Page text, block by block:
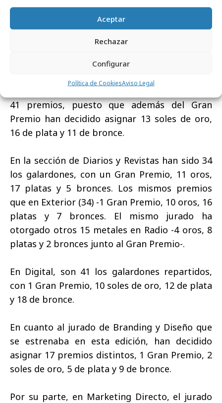
Aceptar
Rechazar
Configurar
Política de CookiesAviso Legal
de oro.
queda del siguiente modo:
El jurado de TV/ Cine ha entregado un total de
41 premios, puesto que además del Gran
Premio han decidido asignar 13 soles de oro,
16 de plata y 11 de bronce.
En la sección de Diarios y Revistas han sido 34
los galardones, con un Gran Premio, 11 oros,
17 platas y 5 bronces. Los mismos premios
que en Exterior (34) -1 Gran Premio, 10 oros, 16
platas y 7 bronces. El mismo jurado ha
otorgado otros 15 metales en Radio -4 oros, 8
platas y 2 bronces junto al Gran Premio-.
En Digital, son 41 los galardones repartidos,
con 1 Gran Premio, 10 soles de oro, 12 de plata
y 18 de bronce.
En cuanto al jurado de Branding y Diseño que
se estrenaba en esta edición, han decidido
asignar 17 premios distintos, 1 Gran Premio, 2
soles de oro, 5 de plata y 9 de bronce.
Por su parte, en Marketing Directo, el jurado